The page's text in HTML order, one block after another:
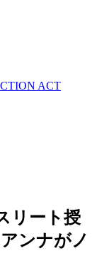
ACT
リート授
ンナがノ